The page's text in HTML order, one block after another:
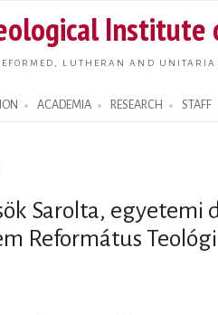
main
Institute
LUTHERAN AND
ACADEMIA RESEARCH STAFF
Sarolta, egyetemi
Református